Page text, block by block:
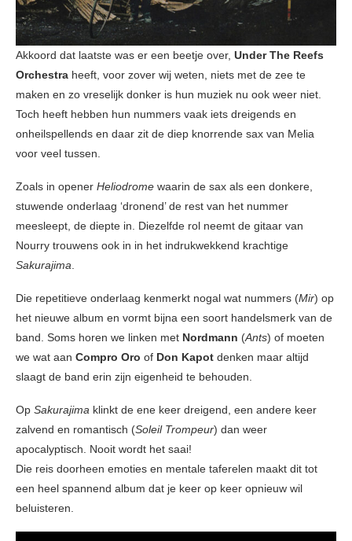
Akkoord dat laatste was er een beetje over, Under The Reefs
Orchestra heeft, voor zover wij weten, niets met de zee te
maken en zo vreselijk donker is hun muziek nu ook weer niet.
Toch heeft hebben hun nummers vaak iets dreigends en
onheilspellends en daar zit de diep knorrende sax van Melia
voor veel tussen.
Zoals in opener Heliodrome waarin de sax als een donkere,
stuwende onderlaag ‘dronend’ de rest van het nummer
meesleept, de diepte in. Diezelfde rol neemt de gitaar van
Nourry trouwens ook in in het indrukwekkend krachtige
Sakurajima.
Die repetitieve onderlaag kenmerkt nogal wat nummers (Mir) op
het nieuwe album en vormt bijna een soort handelsmerk van de
band. Soms horen we linken met Nordmann (Ants) of moeten
we wat aan Compro Oro of Don Kapot denken maar altijd
slaagt de band erin zijn eigenheid te behouden.
Op Sakurajima klinkt de ene keer dreigend, een andere keer
zalvend en romantisch (Soleil Trompeur) dan weer
apocalyptisch. Nooit wordt het saai!
Die reis doorheen emoties en mentale taferelen maakt dit tot
een heel spannend album dat je keer op keer opnieuw wil
beluisteren.